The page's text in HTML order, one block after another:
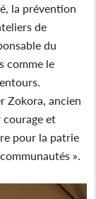
la prévention
de
du
comme le
Zokora, ancien
et
pour la patrie
».